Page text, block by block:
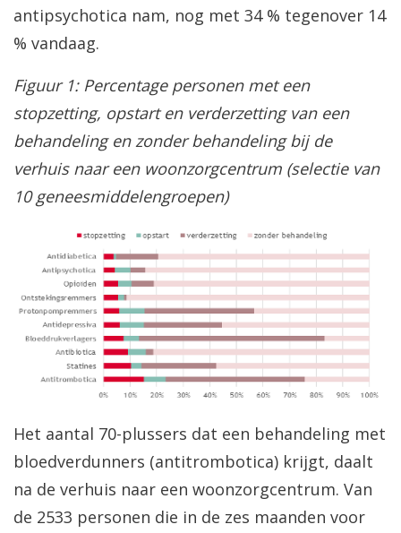
antipsychotica nam, nog met 34 % tegenover 14
% vandaag.
Figuur 1: Percentage personen met een
stopzetting, opstart en verderzetting van een
behandeling en zonder behandeling bij de
verhuis naar een woonzorgcentrum (selectie van
10 geneesmiddelengroepen)
Het aantal 70-plussers dat een behandeling met
bloedverdunners (antitrombotica) krijgt, daalt
na de verhuis naar een woonzorgcentrum. Van
de 2533 personen die in de zes maanden voor